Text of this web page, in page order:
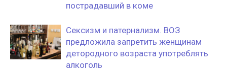
пострадавший в коме
Сексизм и патернализм. ВОЗ
предложила запретить женщинам
детородного возраста употреблять
алкоголь